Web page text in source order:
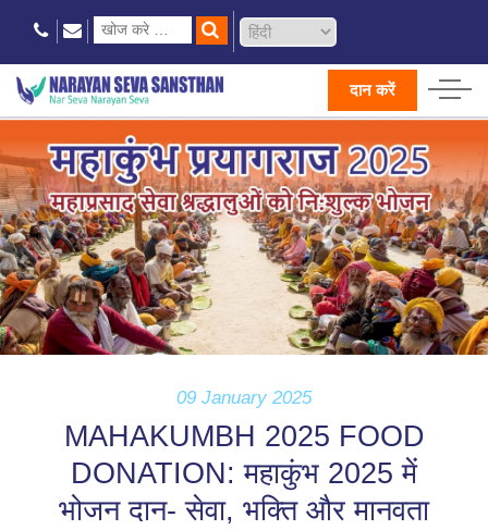
दान करें
09 January 2025
MAHAKUMBH 2025 FOOD
DONATION: महाकुंभ 2025 में
भोजन दान- सेवा, भक्ति और मानवता